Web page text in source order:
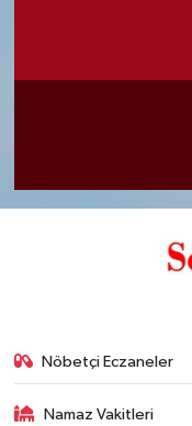
Nöbetçi Eczaneler
Namaz Vakitleri